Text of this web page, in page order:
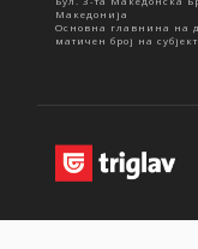
Македонија
Основна главнина на
матичен број на